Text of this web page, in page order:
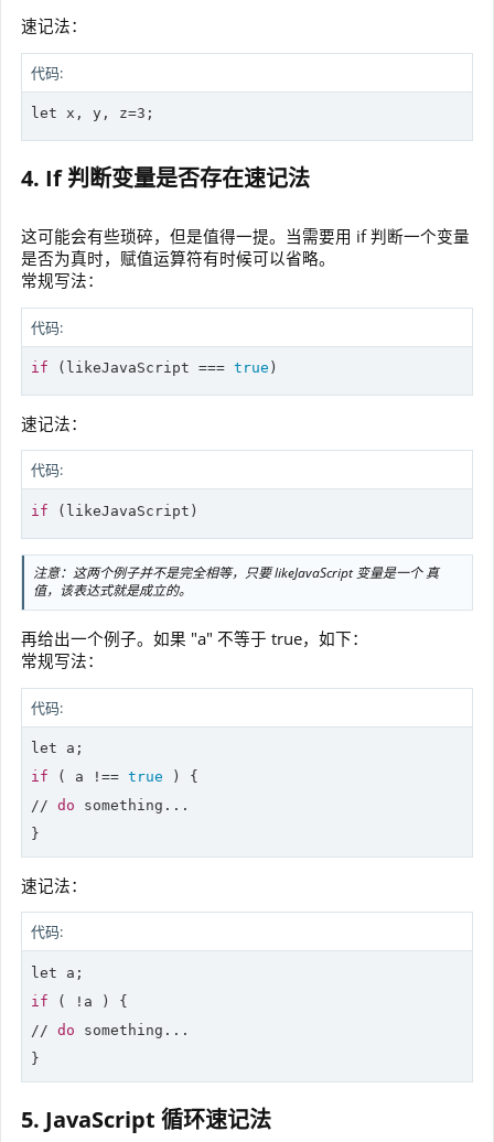
速记法：
代码:
let x, y, z=3;
4. If 判断变量是否存在速记法
这可能会有些琐碎，但是值得一提。当需要用 if 判断一个变量
是否为真时，赋值运算符有时候可以省略。
常规写法：
代码:
if (likeJavaScript === true )
速记法：
代码:
if (likeJavaScript)
注意：这两个例子并不是完全相等，只要 likeJavaScript 变量是一个 真
值，该表达式就是成立的。
再给出一个例子。如果 "a" 不等于 true，如下：
常规写法：
代码:
let
if ( a !== true ) {
// do something...
}
速记法：
代码:
let
if ( !a ) {
// do something...
}
5. JavaScript 循环速记法